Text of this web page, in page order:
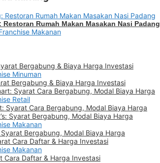
Rumah Makan Masakan Nasi Padang
Makanan
Minuman
Bergabung & Biaya Harga Investasi
Retail
Syarat Cara Bergabung, Modal Biaya Harga
Makanan
Syarat Bergabung, Modal Biaya Harga
Makanan
Cara Daftar & Harga Investasi